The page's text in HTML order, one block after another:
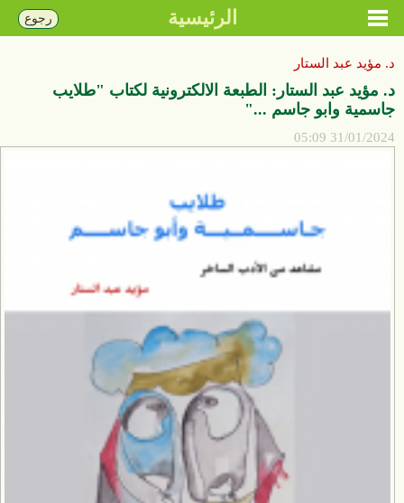
رجوع الرئيسية
د. مؤيد عبد الستار
د. مؤيد عبد الستار: الطبعة الالكترونية لكتاب "طلايب
جاسمية وابو جاسم ..."
31/01/2024 05:09